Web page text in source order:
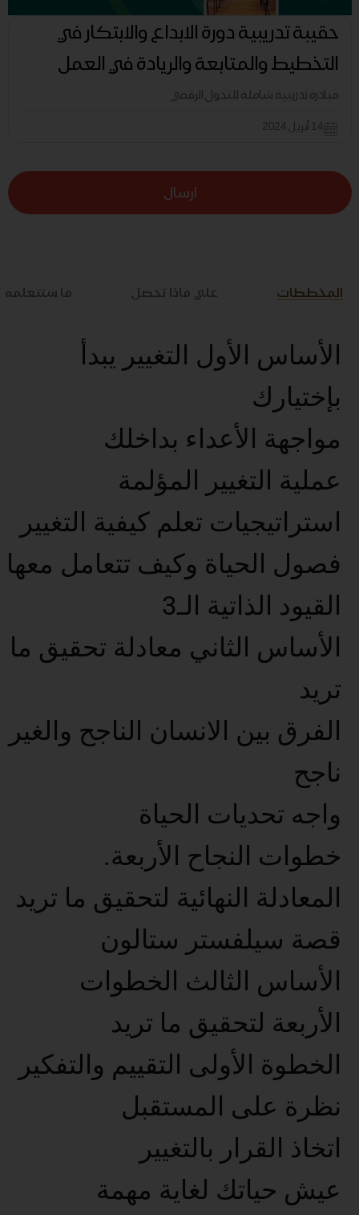
حقيبة تدريبية دورة الابداع والابتكار في
التخطيط والمتابعة والريادة في العمل
مبادرة تدريبية شاملة للتحول الرقمي
14 أبريل 2024
ارسال
المخططات علي ماذا تحصل ما ستتعلمه
الأساس الأول التغيير يبدأ
بإختيارك
مواجهة الأعداء بداخلك
عملية التغيير المؤلمة
استراتيجيات تعلم كيفية التغيير
فصول الحياة وكيف تتعامل معها
القيود الذاتية الـ3
الأساس الثاني معادلة تحقيق ما
تريد
الفرق بين الانسان الناجح والغير
ناجح
واجه تحديات الحياة
خطوات النجاح الأربعة.
المعادلة النهائية لتحقيق ما تريد
قصة سيلفستر ستالون
الأساس الثالث الخطوات
الأربعة لتحقيق ما تريد
الخطوة الأولى التقييم والتفكير
نظرة على المستقبل
اتخاذ القرار بالتغيير
عيش حياتك لغاية مهمة